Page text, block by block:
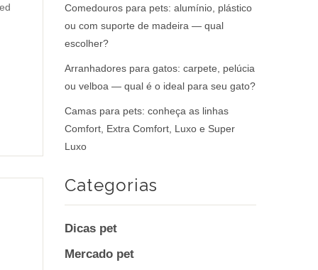
Comedouros para pets: alumínio, plástico
ou com suporte de madeira — qual
escolher?
Arranhadores para gatos: carpete, pelúcia
ou velboa — qual é o ideal para seu gato?
Camas para pets: conheça as linhas
Comfort, Extra Comfort, Luxo e Super
Luxo
Categorias
Dicas pet
Mercado pet